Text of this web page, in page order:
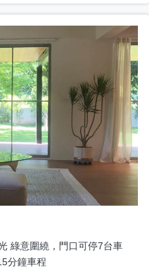
綠意圍繞，門口可停7台車
分鐘車程